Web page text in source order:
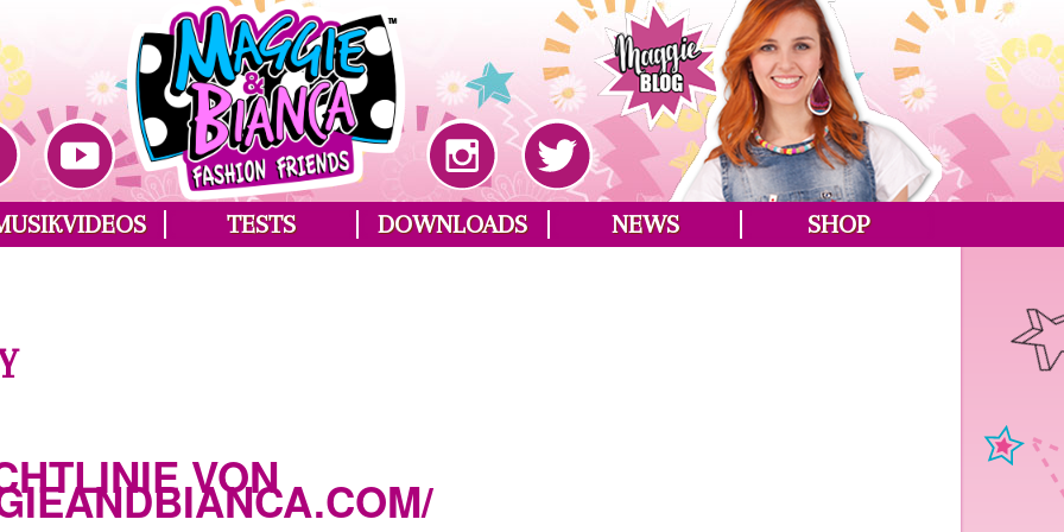
TESTS DOWNLOADS NEWS SHOP
VON